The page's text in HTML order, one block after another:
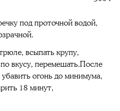
под проточной водой,
всыпать крупу,
вкусу, перемешать.После
огонь до минимума,
18 минут,